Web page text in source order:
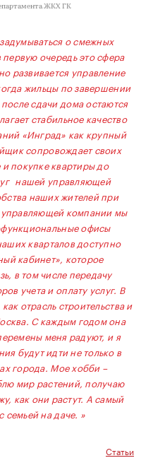
ЖКХ ГК
о смежных
очередь это сфера
развивается управление
жильцы по завершении
сдачи дома остаются
стабильное качество
«Инград» как крупный
сопровождает своих
покупке квартиры до
нашей управляющей
наших жителей при
компании мы
офисы
кварталов доступно
кабинет», которое
в том числе передачу
учета и оплату услуг. В
отрасль строительства и
С каждым годом она
меня радуют, и я
будут идти не только в
города. Мое хобби –
мир растений, получаю
как они растут. А самый
семьей на даче. »
Статьи